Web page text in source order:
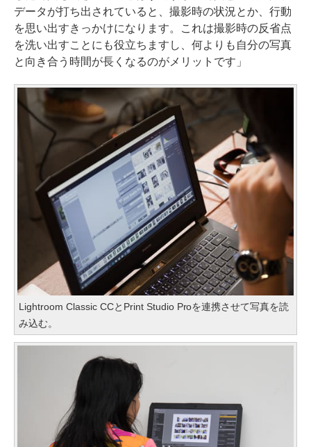
データが打ち出されていると、撮影時の状況とか、行動
を思い出すきっかけになります。これは撮影時の反省点
を洗い出すことにも役立ちますし、何よりも自分の写真
と向き合う時間が長くなるのがメリットです」
Lightroom Classic CCとPrint Studio Proを連携させて写真を読
み込む。